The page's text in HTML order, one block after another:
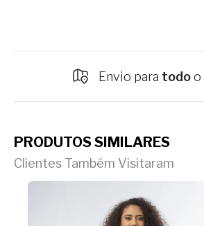
Envio para todoo
PRODUTOS SIMILARES
Clientes Também Visitaram